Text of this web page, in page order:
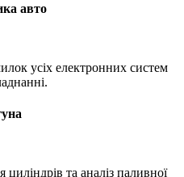
авто
усіх електронних систем
циліндрів та аналіз паливної